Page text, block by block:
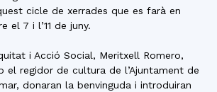
cicle de xerrades que es farà en
el 7 i l’11 de juny.
i Acció Social, Meritxell Romero,
el regidor de cultura de l’Ajuntament de
donaran la benvinguda i introduiran